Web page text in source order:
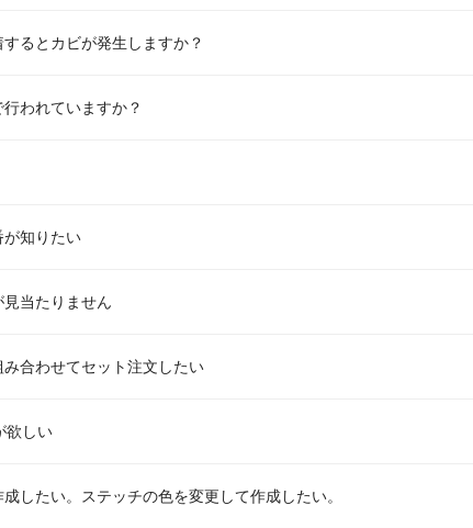
るとカビが発生しますか？
われていますか？
知りたい
当たりません
合わせてセット注文したい
欲しい
したい。ステッチの色を変更して作成したい。